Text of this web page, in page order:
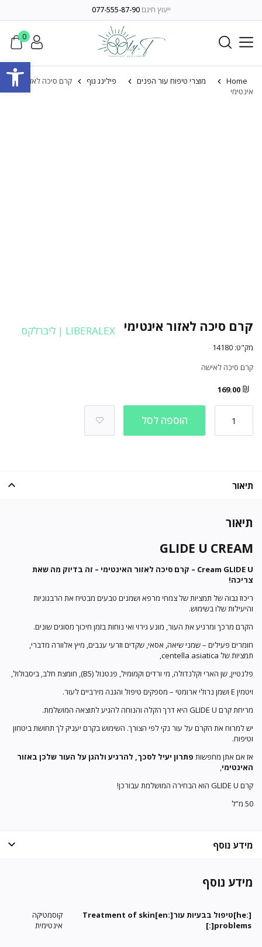
ייעוץ חינם 077-555-87-90
0
Home מוצרי טיפוח עור הפנים פילינג גוף
קרם סיכה לאזור
אינטימי
קרם סיכה לאזור אינטימי LIBERALEX | ליברלקס
מק"ט: 14180
קרם סיכה לאישה
169.00 ₪
הוספה לסל
תיאור
תיאור
GLIDE U CREAM
Cream GLIDE U
– קרם סיכה לאזור האינטימי – זה בדיוק מה שאת
צריכה!
ריכוז גבוה של תמציות של צמחי מרפא ושמנים טבעים מבטיח את הרבגוניות
והיעילות שלו בשימוש.
הקרם מרכך ומרגיע את העור, מונע גירוי ואי נוחות בזמן חיכוך מסוגים שונים.
חומרים פעילים – שמני שיאה, אסאי, שקדים וזרעי ענבים, מיץ אלוורה מדברי,
תמציות של centella asiatica,
פלנטיין, שן הארי וקלנדולה, מי ורדים וקמומיל, פנטנול (B5), חומצת חלב, ביסבולול,
ויטמין E ושמן נרולי ארומטי – מספקים טיפול והגנה מירביים לעור.
מריחת קרם GLIDE U היא דרך הקלה והנוחה להגיע לתוצאה המושלמת.
יש למרוח את הקרם על עור נקי לפי הצורך. השימוש בקרם יעניק לך תחושת ביטחון
וטיפוח.
אז אם אתן מחפשות פתרון יעיל לסכך, להרגיע ולהגן על העור שלכן באזור
האינטימי
קרם GLIDE U הוא הבחירה המושלמת עבורכן!
50 מ”ל
מידע נוסף
מידע נוסף
[:he]טיפול בבעיות עור[:en]Treatment of skin
problems[:]
קוסמטיקה
אינטימית
פתח